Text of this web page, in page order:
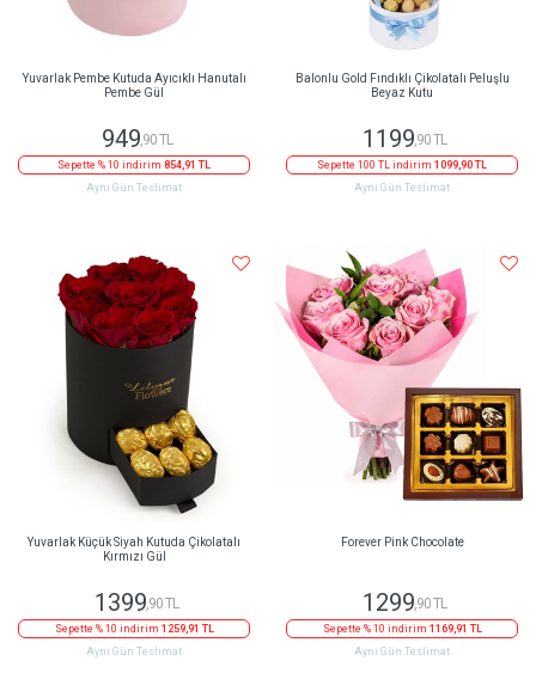
Yuvarlak Pembe Kutuda Ayıcıklı Hanutalı
Pembe Gül
949,90 TL
Sepette % 10 indirim 854,91 TL
Aynı Gün Teslimat
Balonlu Gold Fındıklı Çikolatalı Peluşlu
Beyaz Kutu
1199,90 TL
Sepette 100 TL indirim 1099,90 TL
Aynı Gün Teslimat
Yuvarlak Küçük Siyah Kutuda Çikolatalı
Kırmızı Gül
1399,90 TL
Sepette % 10 indirim 1259,91 TL
Aynı Gün Teslimat
Forever Pink Chocolate
1299,90 TL
Sepette % 10 indirim 1169,91 TL
Aynı Gün Teslimat